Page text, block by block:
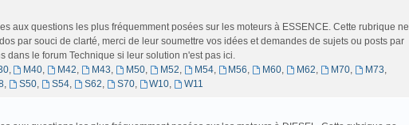
aux questions les plus fréquemment posées sur les moteurs à ESSENCE. Cette rubrique ne
par souci de clarté, merci de leur soumettre vos idées et demandes de sujets ou posts par
dans le forum Technique si leur solution n'est pas ici.
, M40, M42, M43, M50, M52, M54, M56, M60, M62, M70, M73,
, S50, S54, S62, S70, W10, W11